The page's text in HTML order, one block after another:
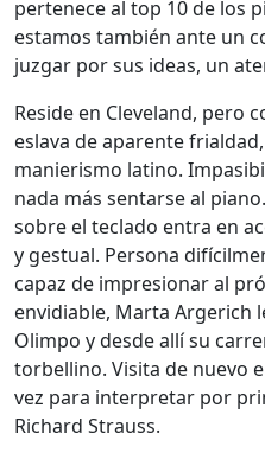
pertenece al top 10 de los
estamos también ante un
juzgar por sus ideas, un
Reside en Cleveland, pero
eslava de aparente
manierismo latino.
nada más sentarse al
sobre el teclado entra en
y gestual. Persona
capaz de impresionar al
envidiable, Marta Argerich
Olimpo y desde allí su
torbellino. Visita de nuevo
vez para interpretar por
Richard Strauss.